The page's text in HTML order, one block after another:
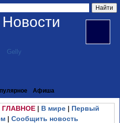
Афиша
ГЛАВНОЕ| В мире| Первый
| Сообщить новость